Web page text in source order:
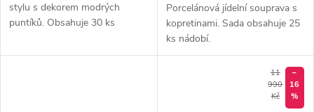
stylu s dekorem modrých
puntíků. Obsahuje 30 ks
Porcelánová jídelní souprava s
kopretinami. Sada obsahuje 25
ks nádobí.
11
990
Kč
–
16
%